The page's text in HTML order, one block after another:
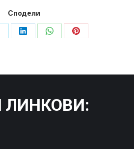
Сподели
Share
Share
Share
ЛИНКОВИ: